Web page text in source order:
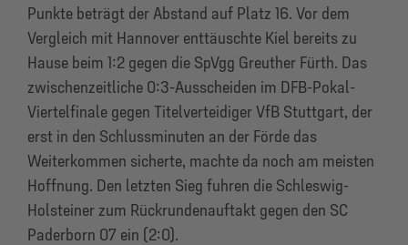
Punkte beträgt der Abstand auf Platz 16. Vor dem
Vergleich mit Hannover enttäuschte Kiel bereits zu
Hause beim 1:2 gegen die SpVgg Greuther Fürth. Das
zwischenzeitliche 0:3-Ausscheiden im DFB-Pokal-
Viertelfinale gegen Titelverteidiger VfB Stuttgart, der
erst in den Schlussminuten an der Förde das
Weiterkommen sicherte, machte da noch am meisten
Hoffnung. Den letzten Sieg fuhren die Schleswig-
Holsteiner zum Rückrundenauftakt gegen den SC
Paderborn 07 ein (2:0).